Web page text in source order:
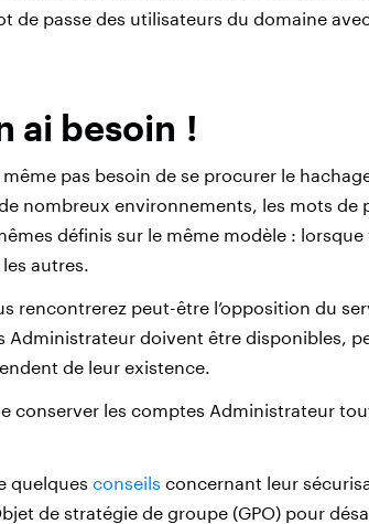
de passe des utilisateurs du domaine
ai besoin !
même pas besoin de se procurer le
nombreux environnements, les mots de
définis sur le même modèle :
autres.
rencontrerez peut-être l’opposition du
Administrateur doivent être disponibles,
de leur existence.
conserver les comptes Administrateur
quelques conseils concernant leur
de stratégie de groupe (GPO) pour